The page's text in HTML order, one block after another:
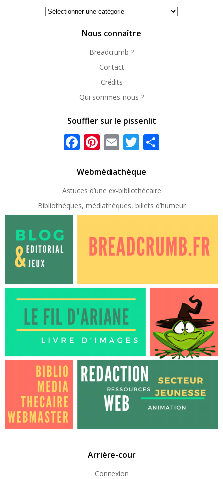
Se
Nous connaître
Breadcrumb ?
Contact
Crédits
Qui sommes-nous ?
Souffler sur le pissenlit
Facebook
Pinterest
EmailTwitter
Webmédiathèque
Astuces d’une ex-bibliothécaire
Bibliothèques, médiathèques, billets d’humeur
Arrière-cour
Connexion